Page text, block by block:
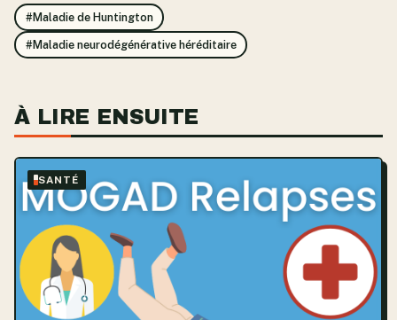
#Maladie de Huntington
#Maladie neurodégénérative héréditaire
À LIRE ENSUITE
SANTÉ